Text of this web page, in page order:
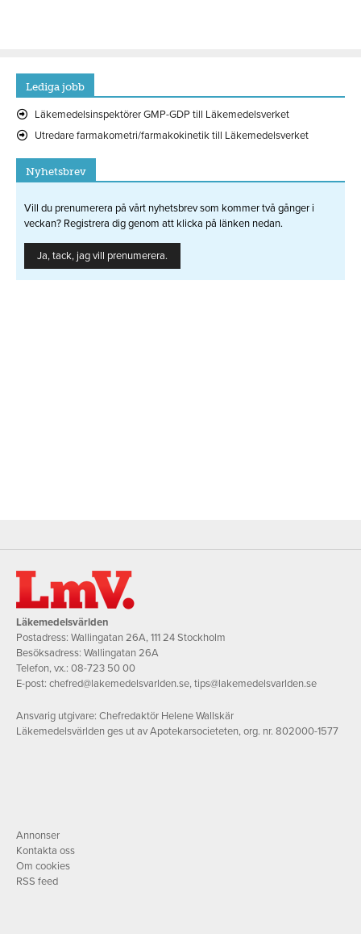
Lediga jobb
Läkemedelsinspektörer GMP-GDP till Läkemedelsverket
Utredare farmakometri/farmakokinetik till Läkemedelsverket
Nyhetsbrev
Vill du prenumerera på vårt nyhetsbrev som kommer två gånger i
veckan? Registrera dig genom att klicka på länken nedan.
Ja, tack, jag vill prenumerera.
Läkemedelsvärlden
Postadress: Wallingatan 26A, 111 24 Stockholm
Besöksadress: Wallingatan 26A
Telefon, vx.: 08-723 50 00
E-post: chefred@lakemedelsvarlden.se,tips@lakemedelsvarlden.se
Ansvarig utgivare: Chefredaktör Helene Wallskär
Läkemedelsvärlden ges ut av Apotekarsocieteten, org. nr. 802000-1577
Annonser
Kontakta oss
Om cookies
RSS feed